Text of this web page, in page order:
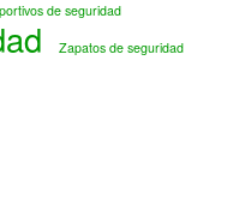
de seguridad
Zapatos de seguridad